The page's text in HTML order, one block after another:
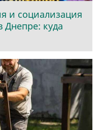
и социализация
Днепре: куда